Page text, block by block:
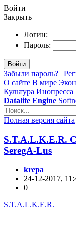
Войти
Закрыть
Логин:
Пароль:
Войти
Забыли пароль? |
О сайте В мире
Культура Инопресса
Datalife Engine
Полная версия сайта
S.T.A.L.K.E.R.
SeregA-Lus
krepa
24-12-2017,
0
S.T.A.L.K.E.R.